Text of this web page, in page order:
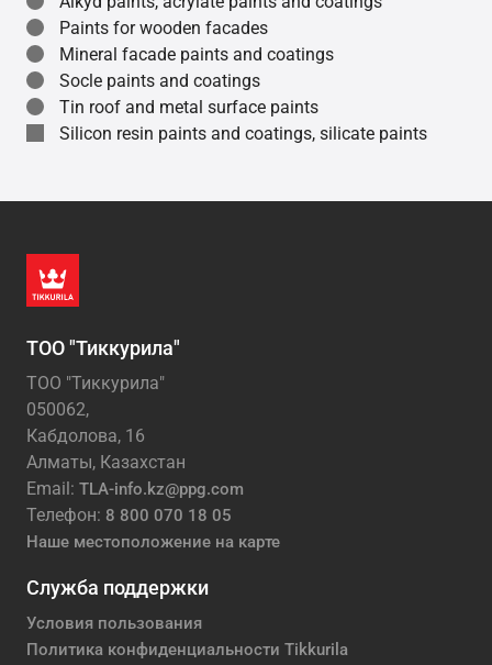
Paints for wooden facades
Mineral facade paints and coatings
Socle paints and coatings
Tin roof and metal surface paints
Silicon resin paints and coatings, silicate paints
ТОО "Тиккурила"
ТОО "Тиккурила"
050062,
Кабдолова, 16
Алматы, Казахстан
Email: TLA-info.kz@ppg.com
Телефон: 8 800 070 18 05
Наше местоположение на карте
Служба поддержки
Условия пользования
Политика конфиденциальности Tikkurila